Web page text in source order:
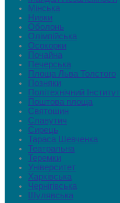
Мінська
Нивки
Оболонь
Олімпійська
Осокорки
Почайна
Печерська
Площа Льва Толстого
Позняки
Політехнічний Інститут
Поштова площа
Святошин
Славутич
Сирець
Тараса Шевченка
Театральна
Теремки
Університет
Харківська
Чернігівська
Шулявська